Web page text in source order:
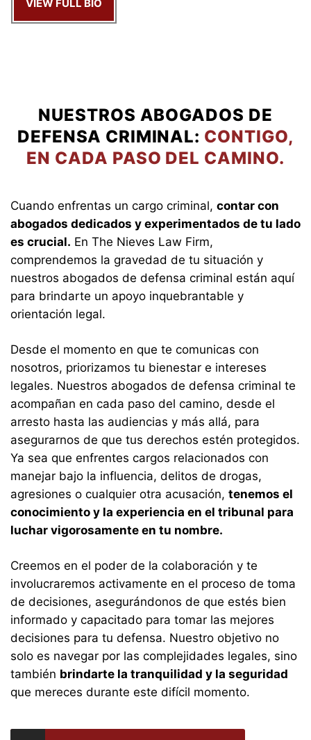
VIEW FULL BIO
NUESTROS ABOGADOS DE
DEFENSA CRIMINAL: CONTIGO,
EN CADA PASO DEL CAMINO.
Cuando enfrentas un cargo criminal, contar con
abogados dedicados y experimentados de tu lado
es crucial. En The Nieves Law Firm,
comprendemos la gravedad de tu situación y
nuestros abogados de defensa criminal están aquí
para brindarte un apoyo inquebrantable y
orientación legal.
Desde el momento en que te comunicas con
nosotros, priorizamos tu bienestar e intereses
legales. Nuestros abogados de defensa criminal te
acompañan en cada paso del camino, desde el
arresto hasta las audiencias y más allá, para
asegurarnos de que tus derechos estén protegidos.
Ya sea que enfrentes cargos relacionados con
manejar bajo la influencia, delitos de drogas,
agresiones o cualquier otra acusación, tenemos el
conocimiento y la experiencia en el tribunal para
luchar vigorosamente en tu nombre.
Creemos en el poder de la colaboración y te
involucraremos activamente en el proceso de toma
de decisiones, asegurándonos de que estés bien
informado y capacitado para tomar las mejores
decisiones para tu defensa. Nuestro objetivo no
solo es navegar por las complejidades legales, sino
también brindarte la tranquilidad y la seguridad
que mereces durante este difícil momento.